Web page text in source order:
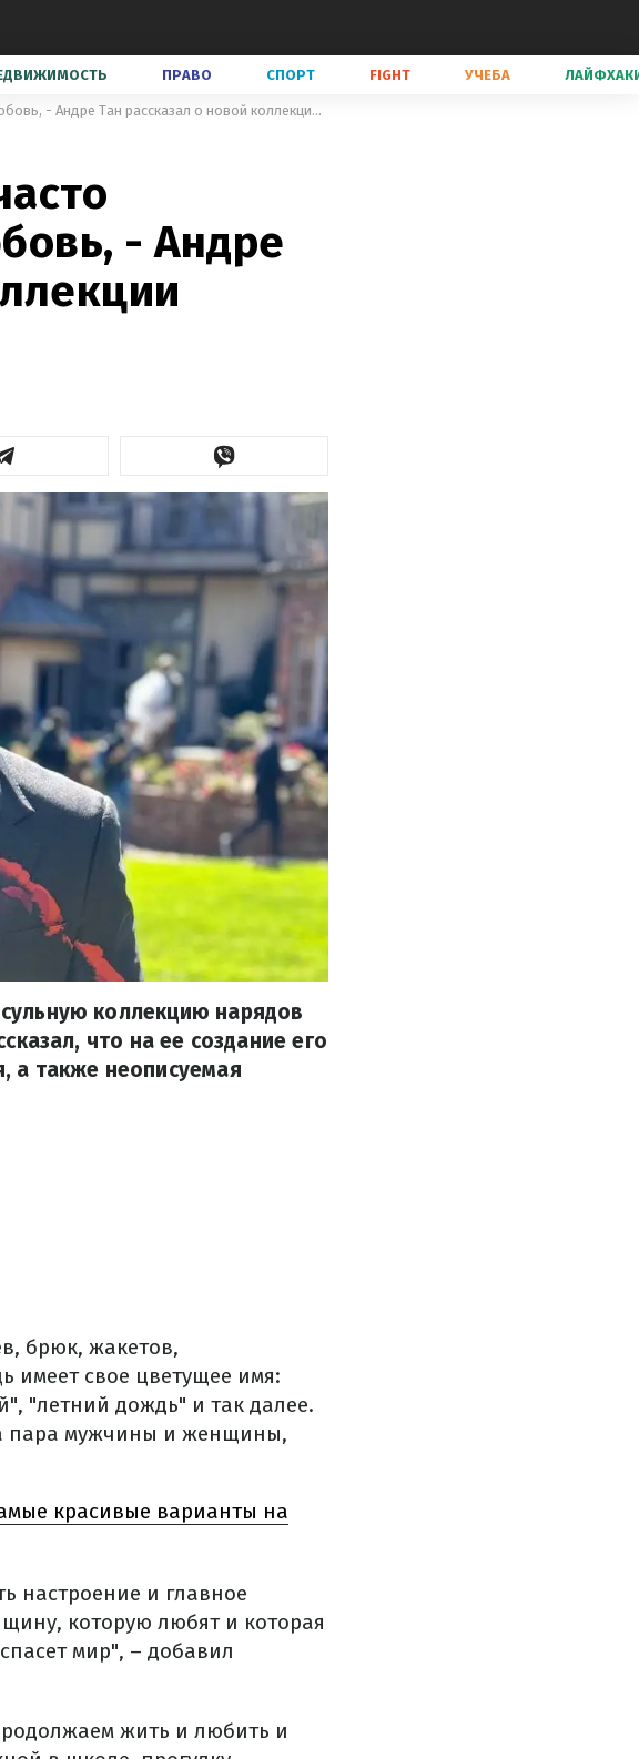
ПРАВО СПОРТ FIGHT УЧЕБА
Под ракетными атаками часто вспоминаю школьную любовь, - Андре Тан рассказал о новой коллекции одежды
- Андре
коллекцию нарядов
что на ее создание его
а также неописуемая
брюк, жакетов,
имеет свое цветущее имя:
"летний дождь" и так далее.
пара мужчины и женщины,
красивые варианты на
настроение и главное
которую любят и которая
мир", – добавил
жить и любить и